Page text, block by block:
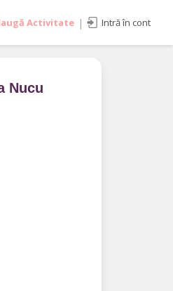
Activitate | Intră în cont
Nucu